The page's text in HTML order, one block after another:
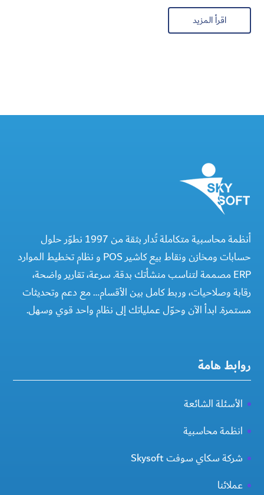
اقرأ المزيد
أنظمة محاسبية متكاملة تُدار بثقة من 1997 نطوّر حلول
حسابات ومخازن ونقاط بيع كاشير POS و نظام تخطيط الموارد
ERP مصممة لتناسب منشأتك بدقة. سرعة، تقارير واضحة،
رقابة وصلاحيات، وربط كامل بين الأقسام… مع دعم وتحديثات
مستمرة. ابدأ الآن وحوّل عملياتك إلى نظام واحد قوي وسهل.
روابط هامة
الأسئلة الشائعة
انظمة محاسبية
شركة سكاي سوفت Skysoft
عملائنا